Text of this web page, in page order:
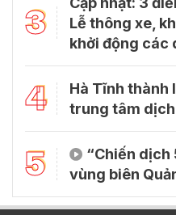
3
Lễ thông xe,
khởi động các
4
Hà Tĩnh thành
trung tâm
5
“Chiến dịch
vùng biên